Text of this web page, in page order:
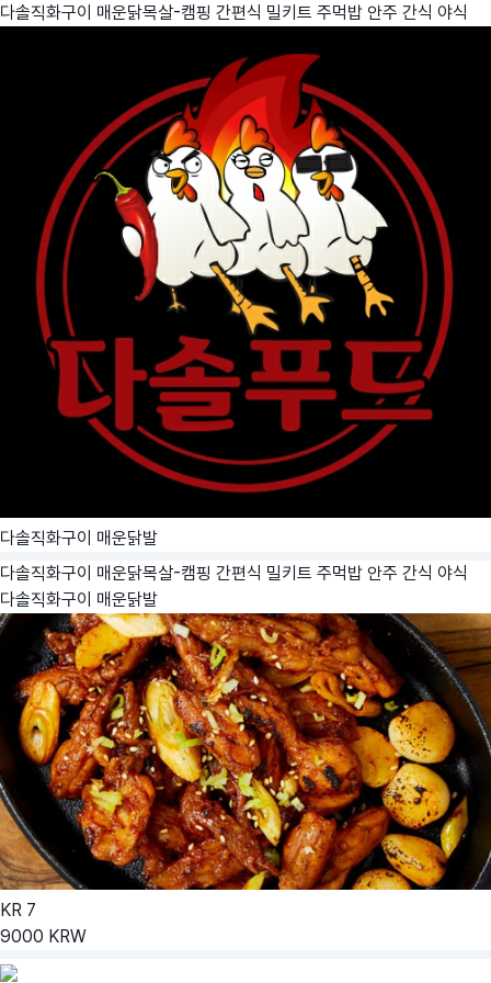
다솔직화구이 매운닭목살-캠핑 간편식 밀키트 주먹밥 안주 간식 야식
다솔직화구이 매운닭발
다솔직화구이 매운닭목살-캠핑 간편식 밀키트 주먹밥 안주 간식 야식
다솔직화구이 매운닭발
KR 7
9000 KRW